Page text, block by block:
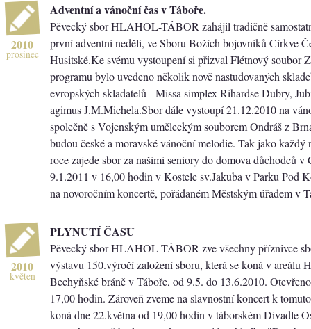
2010
prosinec
Adventní a vánoční čas v Táboře.
Pěvecký sbor HLAHOL-TÁBOR zahájil tradičně
první adventní neděli, ve Sboru Božích bojovníků Církve
Husitské.Ke svému vystoupení si přizval Flétnový soubor
programu bylo uvedeno několik nově nastudovaných
evropských skladatelů - Missa simplex Rihardse Dubry,
agimus J.M.Michela.Sbor dále vystoupí 21.12.2010 na
společně s Vojenským uměleckým souborem Ondráš z
budou české a moravské vánoční melodie. Tak jako každý
roce zajede sbor za našimi seniory do domova důchodců v
9.1.2011 v 16,00 hodin v Kostele sv.Jakuba v Parku Pod
na novoročním koncertě, pořádaném Městským úřadem v
2010
květen
PLYNUTÍ ČASU
Pěvecký sbor HLAHOL-TÁBOR zve všechny příznivce
výstavu 150.výročí založení sboru, která se koná v areálu
Bechyňské bráně v Táboře, od 9.5. do 13.6.2010.
17,00 hodin. Zároveň zveme na slavnostní koncert k
koná dne 22.května od 19,00 hodin v táborském Divadle